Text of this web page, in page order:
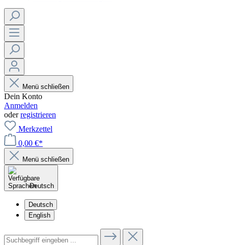
Menü schließen
Dein Konto
Anmelden
oderregistrieren
Merkzettel
0,00 €*
Menü schließen
Deutsch
Deutsch
English